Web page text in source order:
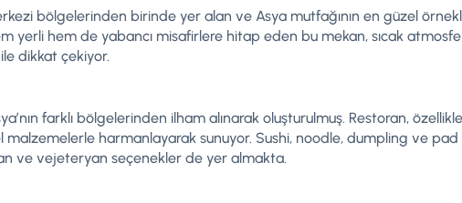
bölgelerinden birinde yer alan ve Asya mutfağının en güzel
yerli hem de yabancı misafirlere hitap eden bu mekan, sıcak
dikkat çekiyor.
farklı bölgelerinden ilham alınarak oluşturulmuş. Restoran,
harmanlayarak sunuyor. Sushi, noodle, dumpling ve
ve vejeteryan seçenekler de yer almakta.